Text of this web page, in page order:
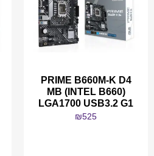
PRIME B660M-K D4
MB (INTEL B660)
LGA1700 USB3.2 G1
₪525